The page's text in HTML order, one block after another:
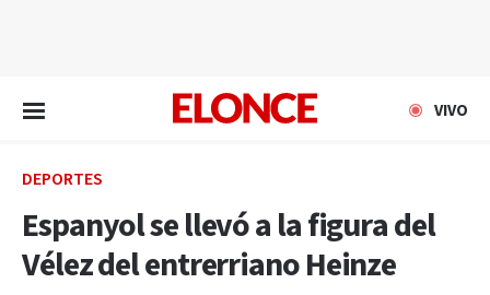
VIVO
DEPORTES
Espanyol se llevó a la figura del
Vélez del entrerriano Heinze